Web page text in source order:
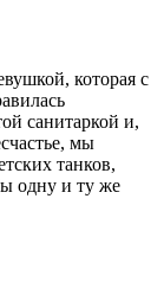
которая с
санитаркой и,
мы
танков,
одну и ту же